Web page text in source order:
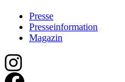
Presse
Presseinformation
Magazin